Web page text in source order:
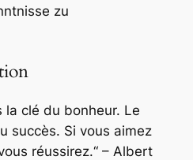
zu
la clé du bonheur. Le
succès. Si vous aimez
réussirez.“ – Albert